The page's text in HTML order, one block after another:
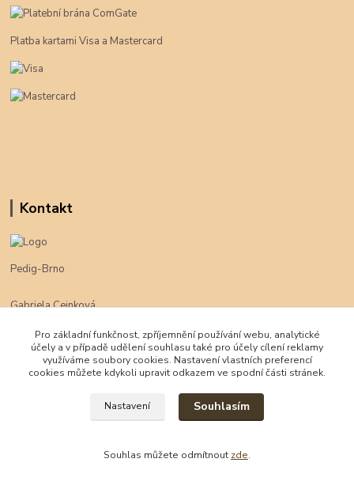
Platba kartami Visa a Mastercard
Kontakt
Pedig-Brno
Gabriela Cejnková
klimpe@klimpe.cz
Pro základní funkčnost, zpříjemnění používání webu, analytické
účely a v případě udělení souhlasu také pro účely cílení reklamy
využíváme soubory cookies. Nastavení vlastních preferencí
cookies můžete kdykoli upravit odkazem ve spodní části stránek.
Nastavení Souhlasím
Souhlas můžete odmítnout zde.